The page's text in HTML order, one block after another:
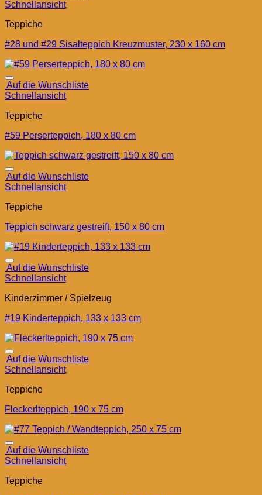
Schnellansicht
Teppiche
#28 und #29 Sisalteppich Kreuzmuster, 230 x 160 cm
Auf die Wunschliste
Schnellansicht
Teppiche
#59 Perserteppich, 180 x 80 cm
Auf die Wunschliste
Schnellansicht
Teppiche
Teppich schwarz gestreift, 150 x 80 cm
Auf die Wunschliste
Schnellansicht
Kinderzimmer / Spielzeug
#19 Kinderteppich, 133 x 133 cm
Auf die Wunschliste
Schnellansicht
Teppiche
Fleckerlteppich, 190 x 75 cm
Auf die Wunschliste
Schnellansicht
Teppiche